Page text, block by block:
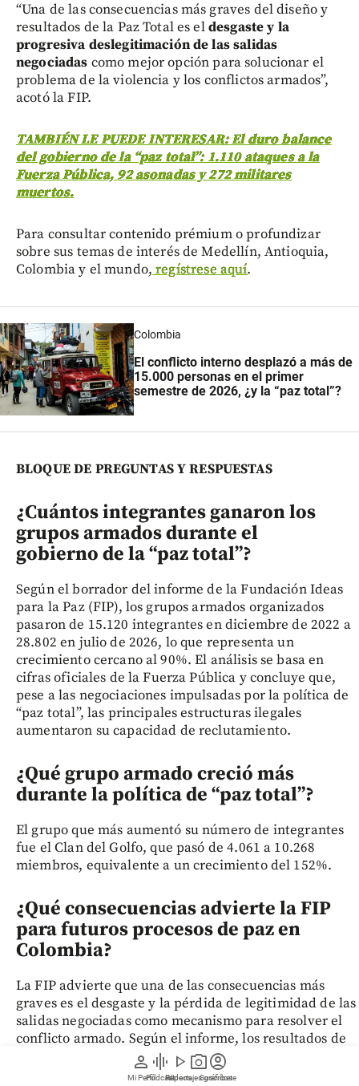
person
Mi Perfil
graphic_eq
Pódcast
play_arrow
Videos
photo_camera
Reportajes gráficos
account_circle
Suscríbete
“Una de las consecuencias más graves del diseño y
resultados de la Paz Total es eldesgaste y la
progresiva deslegitimación de las salidas
negociadas como mejor opción para solucionar el
problema de la violencia y los conflictos armados”,
acotó la FIP.
TAMBIÉN LE PUEDE INTERESAR: El duro balance
del gobierno de la “paz total”: 1.110 ataques a la
Fuerza Pública, 92 asonadas y 272 militares
muertos.
Para consultar contenido prémium o profundizar
sobre sus temas de interés de Medellín, Antioquia,
Colombia y el mundo, regístrese aquí.
Colombia
El conflicto interno desplazó a más de
15.000 personas en el primer
semestre de 2026, ¿y la “paz total”?
BLOQUE DE PREGUNTAS Y RESPUESTAS
¿Cuántos integrantes ganaron los
grupos armados durante el
gobierno de la “paz total”?
Según el borrador del informe de la Fundación Ideas
para la Paz (FIP), los grupos armados organizados
pasaron de 15.120 integrantes en diciembre de 2022 a
28.802 en julio de 2026, lo que representa un
crecimiento cercano al 90%. El análisis se basa en
cifras oficiales de la Fuerza Pública y concluye que,
pese a las negociaciones impulsadas por la política de
“paz total”, las principales estructuras ilegales
aumentaron su capacidad de reclutamiento.
¿Qué grupo armado creció más
durante la política de “paz total”?
El grupo que más aumentó su número de integrantes
fue el Clan del Golfo, que pasó de 4.061 a 10.268
miembros, equivalente a un crecimiento del 152%.
¿Qué consecuencias advierte la FIP
para futuros procesos de paz en
Colombia?
La FIP advierte que una de las consecuencias más
graves es el desgaste y la pérdida de legitimidad de las
salidas negociadas como mecanismo para resolver el
conflicto armado. Según el informe, los resultados de
la “paz total” pueden afectar la confianza ciudadana y
política en futuros procesos de negociación con grupos